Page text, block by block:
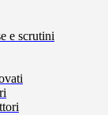
e scrutini